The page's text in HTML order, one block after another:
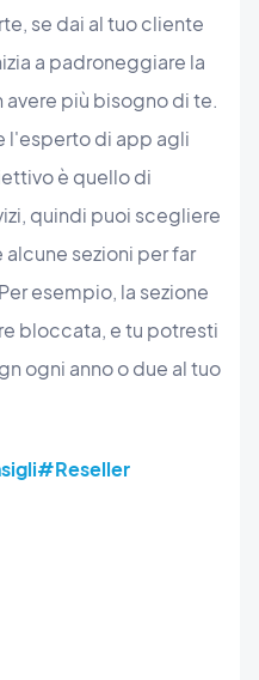
se dai al tuo cliente
a padroneggiare la
più bisogno di te.
l'esperto di app agli
è quello di
quindi puoi scegliere
sezioni per far
esempio, la sezione
bloccata, e tu potresti
ogni anno o due al tuo
#Reseller